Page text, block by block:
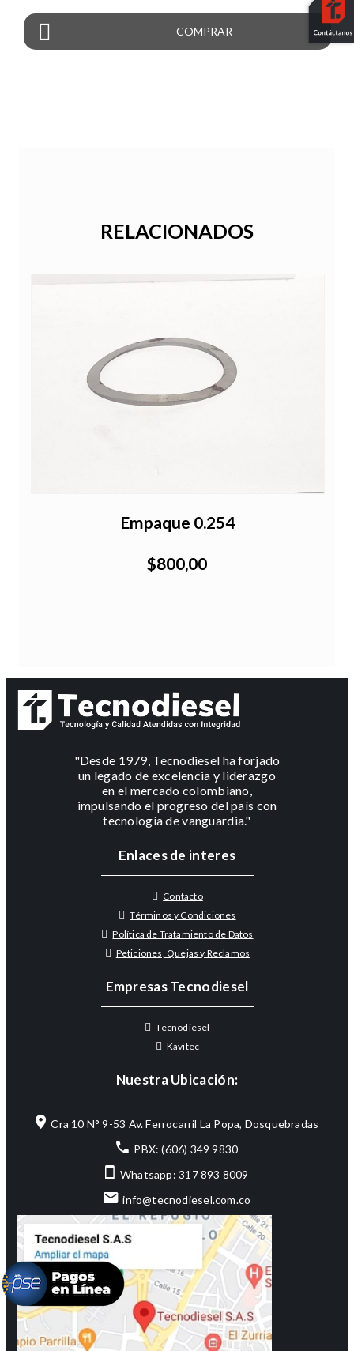
COMPRAR
RELACIONADOS
Empaque 0.254
$800,00
"Desde 1979, Tecnodiesel ha forjado
un legado de excelencia y liderazgo
en el mercado colombiano,
impulsando el progreso del país con
tecnología de vanguardia."
Enlaces de interes
Contacto
Términos y Condiciones
Política de Tratamiento de Datos
Peticiones, Quejas y Reclamos
Empresas Tecnodiesel
Tecnodiesel
Kavitec
Nuestra Ubicación:
Cra 10 N° 9-53 Av. Ferrocarril La Popa, Dosquebradas
PBX: (606) 349 9830
Whatsapp: 317 893 8009
info@tecnodiesel.com.co